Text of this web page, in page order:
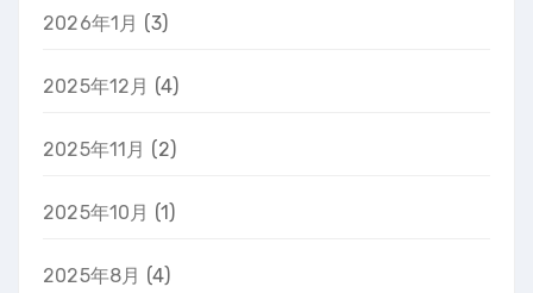
2026年1月 (3)
2025年12月 (4)
2025年11月 (2)
2025年10月 (1)
2025年8月 (4)